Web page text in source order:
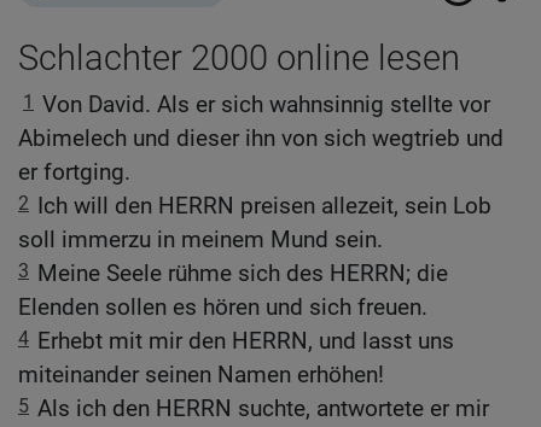
Schlachter 2000 online lesen
1 Von David. Als er sich wahnsinnig stellte vor
Abimelech und dieser ihn von sich wegtrieb und
er fortging.
2 Ich will den HERRN preisen allezeit, sein Lob
soll immerzu in meinem Mund sein.
3 Meine Seele rühme sich des HERRN; die
Elenden sollen es hören und sich freuen.
4 Erhebt mit mir den HERRN, und lasst uns
miteinander seinen Namen erhöhen!
5 Als ich den HERRN suchte, antwortete er mir